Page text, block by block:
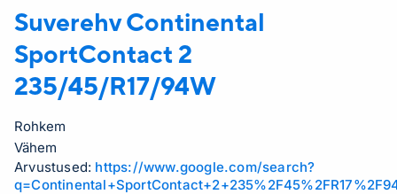
Suverehv Continental
SportContact 2
235/45/R17/94W
Rohkem
Vähem
Arvustused: https://www.google.com/search?